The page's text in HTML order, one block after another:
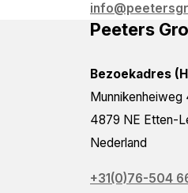
Peeters
Bezoekadres
Munnikenheiweg
4879 NE Etten-
Nederland
+31(0)76-504